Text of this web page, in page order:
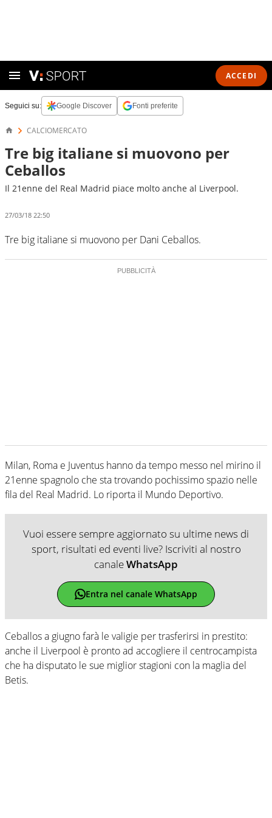
ACCEDI
Seguici su: Google Discover Fonti preferite
CALCIOMERCATO
Tre big italiane si muovono per
Ceballos
Il 21enne del Real Madrid piace molto anche al Liverpool.
27/03/18 22:50
Tre big italiane si muovono per Dani Ceballos.
Milan, Roma e Juventus hanno da tempo messo nel mirino il
21enne spagnolo che sta trovando pochissimo spazio nelle
fila del Real Madrid. Lo riporta il Mundo Deportivo.
Vuoi essere sempre aggiornato su ultime news di
sport, risultati ed eventi live? Iscriviti al nostro
canaleWhatsApp
Entra nel canale WhatsApp
Ceballos a giugno farà le valigie per trasferirsi in prestito:
anche il Liverpool è pronto ad accogliere il centrocampista
che ha disputato le sue miglior stagioni con la maglia del
Betis.